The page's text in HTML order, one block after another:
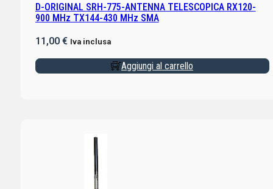
D-ORIGINAL SRH-775-ANTENNA TELESCOPICA RX120-
900 MHz TX144-430 MHz SMA
11,00 € Iva inclusa
Aggiungi al carrello